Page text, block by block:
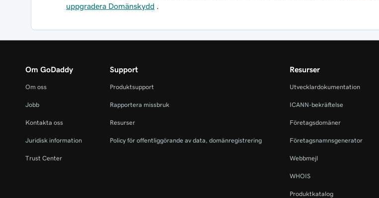
uppgradera Domänskydd
Om GoDaddy
Om oss
Jobb
Kontakta oss
Juridisk information
Trust Center
Support
Produktsupport
Rapportera missbruk
Resurser
Policy för offentliggörande av data, domänregistrering
Resurser
Utvecklardokumentation
ICANN-bekräftelse
Företagsdomäner
Företagsnamnsgenerator
Webbmejl
WHOIS
Produktkatalog